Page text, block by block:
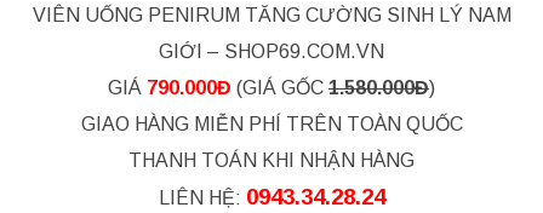
VIÊN UỐNG PENIRUM TĂNG CƯỜNG SINH LÝ NAM
GIỚI – SHOP69.COM.VN
GIÁ 790.000Đ (GIÁ GỐC 1.580.000Đ)
GIAO HÀNG MIỄN PHÍ TRÊN TOÀN QUỐC
THANH TOÁN KHI NHẬN HÀNG
LIÊN HỆ: 0943.34.28.24